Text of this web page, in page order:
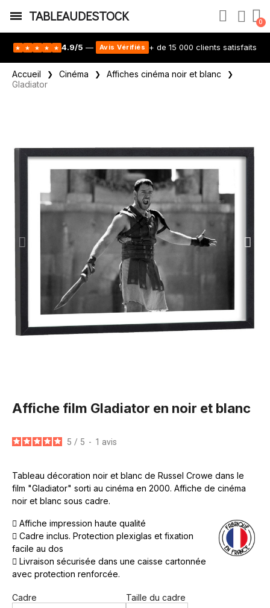
TABLEAUDESTOCK
★ ★ ★ ★ ★ 4.9/5 — Avis Vérifiés + de 15 000 clients satisfaits
Accueil Cinéma
Affiches cinéma noir et blanc
Gladiator
Affiche film Gladiator en noir et blanc
5 / 5 - 1 avis
Tableau décoration noir et blanc de Russel Crowe dans le
film "Gladiator" sorti au cinéma en 2000. Affiche de cinéma
noir et blanc sous cadre.
Affiche impression haute qualité
Cadre inclus. Protection plexiglas et fixation
facile au dos
Livraison sécurisée dans une caisse cartonnée
avec protection renforcée.
Cadre Taille du cadre